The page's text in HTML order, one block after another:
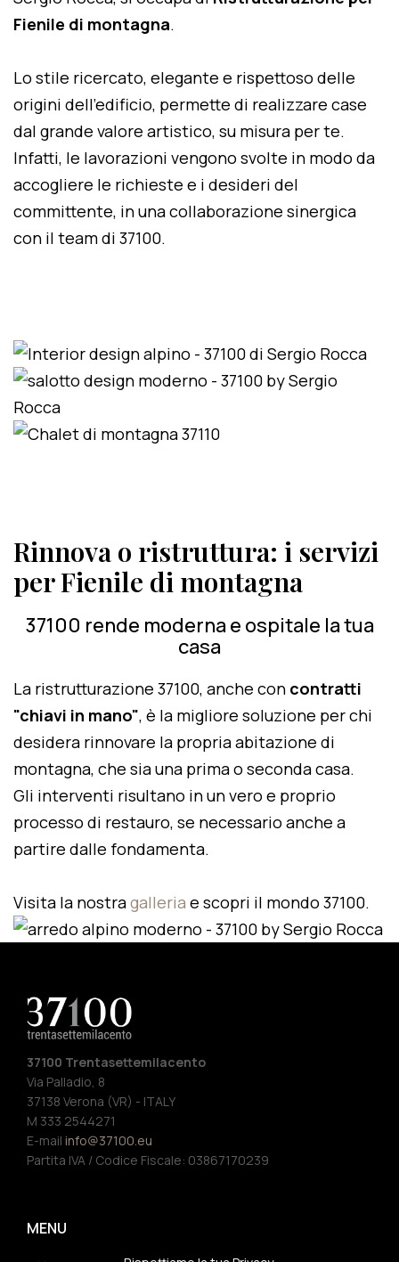
Fienile di montagna.
Lo stile ricercato, elegante e rispettoso delle
origini dell'edificio, permette di realizzare case
dal grande valore artistico, su misura per te.
Infatti, le lavorazioni vengono svolte in modo da
accogliere le richieste e i desideri del
committente, in una collaborazione sinergica
con il team di 37100.
Rinnova o ristruttura: i servizi
per Fienile di montagna
37100 rende moderna e ospitale la tua
casa
La ristrutturazione 37100, anche con contratti
"chiavi in mano", è la migliore soluzione per chi
desidera rinnovare la propria abitazione di
montagna, che sia una prima o seconda casa.
Gli interventi risultano in un vero e proprio
processo di restauro, se necessario anche a
partire dalle fondamenta.
Visita la nostragalleria e scopri il mondo 37100.
37100 Trentasettemilacento
Via Palladio, 8
37138 Verona (VR) - ITALY
M 333 2544271
E-mail info@37100.eu
Partita IVA / Codice Fiscale: 03867170239
MENU